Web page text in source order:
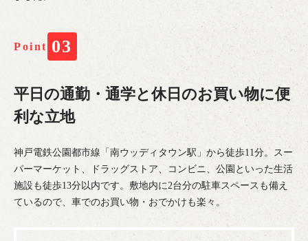
Point 03
平日の通勤・通学と休日のお買い物に便
利な立地
神戸電鉄公園都市線「南ウッディタウン駅」から徒歩11分。スー
パーマーケット、ドラッグストア、コンビニ、公園といった生活
施設も徒歩13分以内です。敷地内に2台分の駐車スペースも備え
ているので、車でのお買い物・おでかけも楽々。